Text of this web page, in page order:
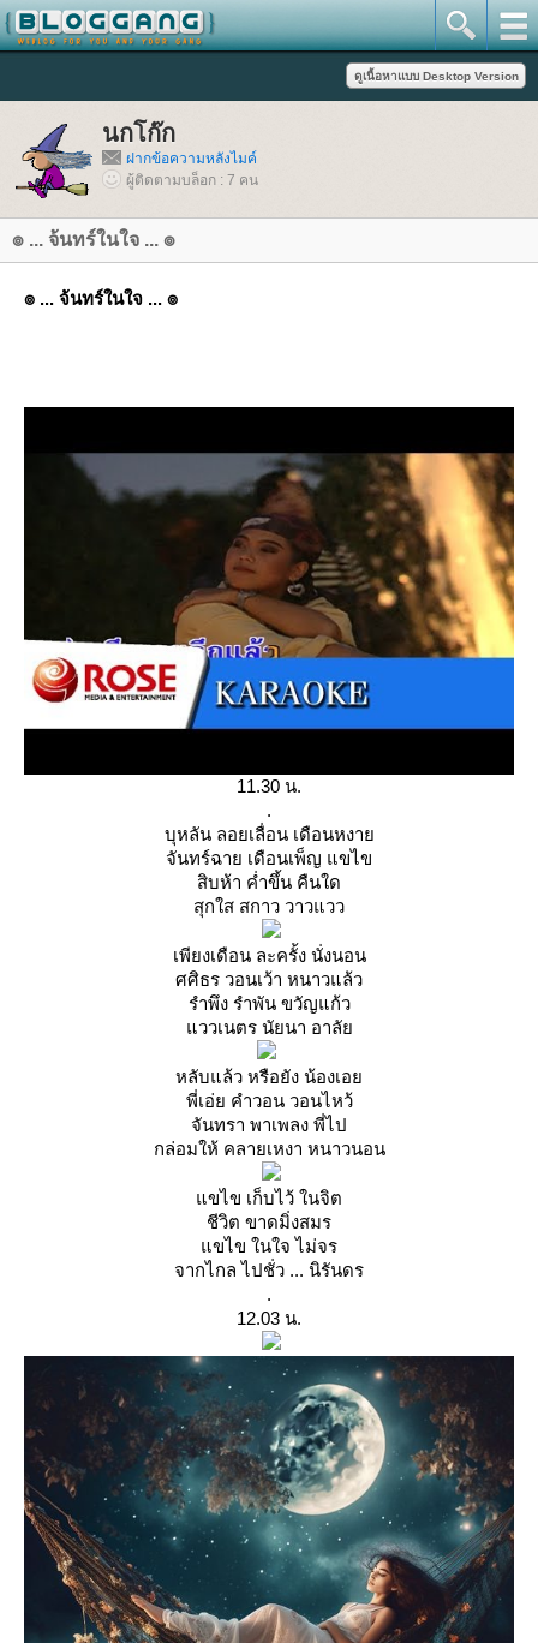
นกโก๊ก
ฝากข้อความหลังไมค์
ผู้ติดตามบล็อก : 7 คน
๏ ... จ้นทร์ในใจ ... ๏
๏ ... จ้นทร์ในใจ ... ๏
11.30 น.
.
บุหลัน ลอยเลื่อน เดือนหงา
จันทร์ฉาย เดือนเพ็ญ แขไข
สิบห้า ค่ำขึ้น คืนใด
สุกใส สกาว วาวแวว
เพียงเดือน ละครั้ง นั่งนอน
ศศิธร วอนเว้า หนาวแล้ว
รำพึง รำพัน ขวัญแก้ว
ววเนตร นัยนา อาลั
หลับแล้ว หรือยัง น้องเอ
พี่เอ่ย คำวอน วอนไหว้
จันทรา พาเพลง พี่ไป
กล่อมให้ คลายเหงา หนาวนอน
ขไข เก็บไว้ ในจิต
ชีวิต ขาดมิ่งสมร
ขไข ในใจ ไม่จร
จากไกล ไปชั่ว ... นิรันดร
.
12.03 น.